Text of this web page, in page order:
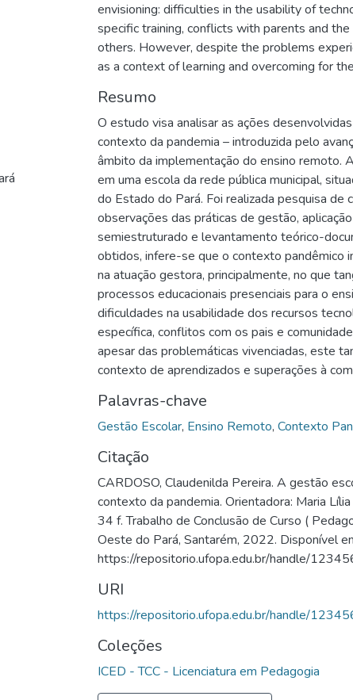
envisioning: difficulties in the usability of
specific training, conflicts with parents and
others. However, despite the problems
as a context of learning and overcoming for
Resumo
O estudo visa analisar as ações
contexto da pandemia – introduzida pelo
âmbito da implementação do ensino remoto.
em uma escola da rede pública municipal,
do Estado do Pará. Foi realizada pesquisa de
observações das práticas de gestão,
semiestruturado e levantamento teórico-
obtidos, infere-se que o contexto pandêmico
na atuação gestora, principalmente, no que
processos educacionais presenciais para o
dificuldades na usabilidade dos recursos
específica, conflitos com os pais e
apesar das problemáticas vivenciadas, este
contexto de aprendizados e superações à
Palavras-chave
Gestão Escolar, Ensino Remoto, Contexto
Citação
CARDOSO, Claudenilda Pereira. A gestão
contexto da pandemia. Orientadora: Maria
34 f. Trabalho de Conclusão de Curso (
Oeste do Pará, Santarém, 2022. Disponível
https://repositorio.ufopa.edu.br/handle/
URI
https://repositorio.ufopa.edu.br/handle/
Coleções
ICED - TCC - Licenciatura em Pedagogia